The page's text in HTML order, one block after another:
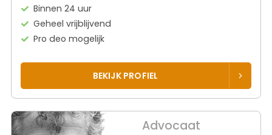
Binnen 24 uur
Geheel vrijblijvend
Pro deo mogelijk
BEKIJK PROFIEL
Advocaat